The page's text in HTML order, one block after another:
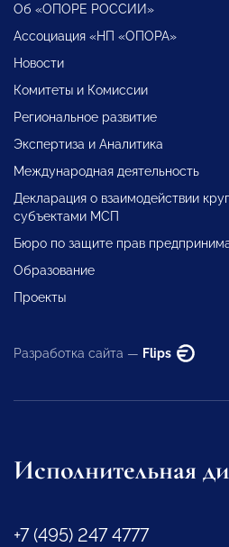
Об «ОПОРЕ РОССИИ»
Ассоциация «НП «ОПОРА»
Новости
Комитеты и Комиссии
Региональное развитие
Экспертиза и Аналитика
Международная деятельность
Декларация о взаимодействии
субъектами МСП
Бюро по защите прав
Образование
Проекты
Разработка сайта — Flips
Исполнительная
+7 (495) 247 4777